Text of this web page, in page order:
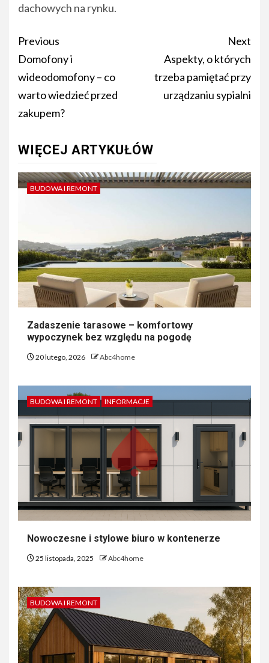
dachowych na rynku.
Post
navigation
Previous
Domofony i
wideodomofony – co
warto wiedzieć przed
zakupem?
Next
Aspekty, o których
trzeba pamiętać przy
urządzaniu sypialni
WIĘCEJ ARTYKUŁÓW
BUDOWA I REMONT
Zadaszenie tarasowe – komfortowy
wypoczynek bez względu na pogodę
20 lutego, 2026 Abc4home
BUDOWA I REMONT INFORMACJE
Nowoczesne i stylowe biuro w kontenerze
25 listopada, 2025 Abc4home
BUDOWA I REMONT